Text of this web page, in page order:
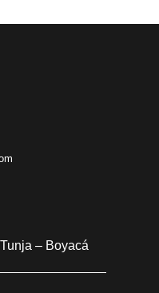
– Boyacá